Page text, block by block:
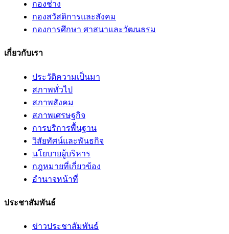
กองช่าง
กองสวัสดิการและสังคม
กองการศึกษา ศาสนาและวัฒนธรม
เกี่ยวกับเรา
ประวัติความเป็นมา
สภาพทั่วไป
สภาพสังคม
สภาพเศรษฐกิจ
การบริการพื้นฐาน
วิสัยทัศน์และพันธกิจ
นโยบายผู้บริหาร
กฎหมายที่เกี่ยวข้อง
อํานาจหน้าที่
ประชาสัมพันธ์
ข่าวประชาสัมพันธ์